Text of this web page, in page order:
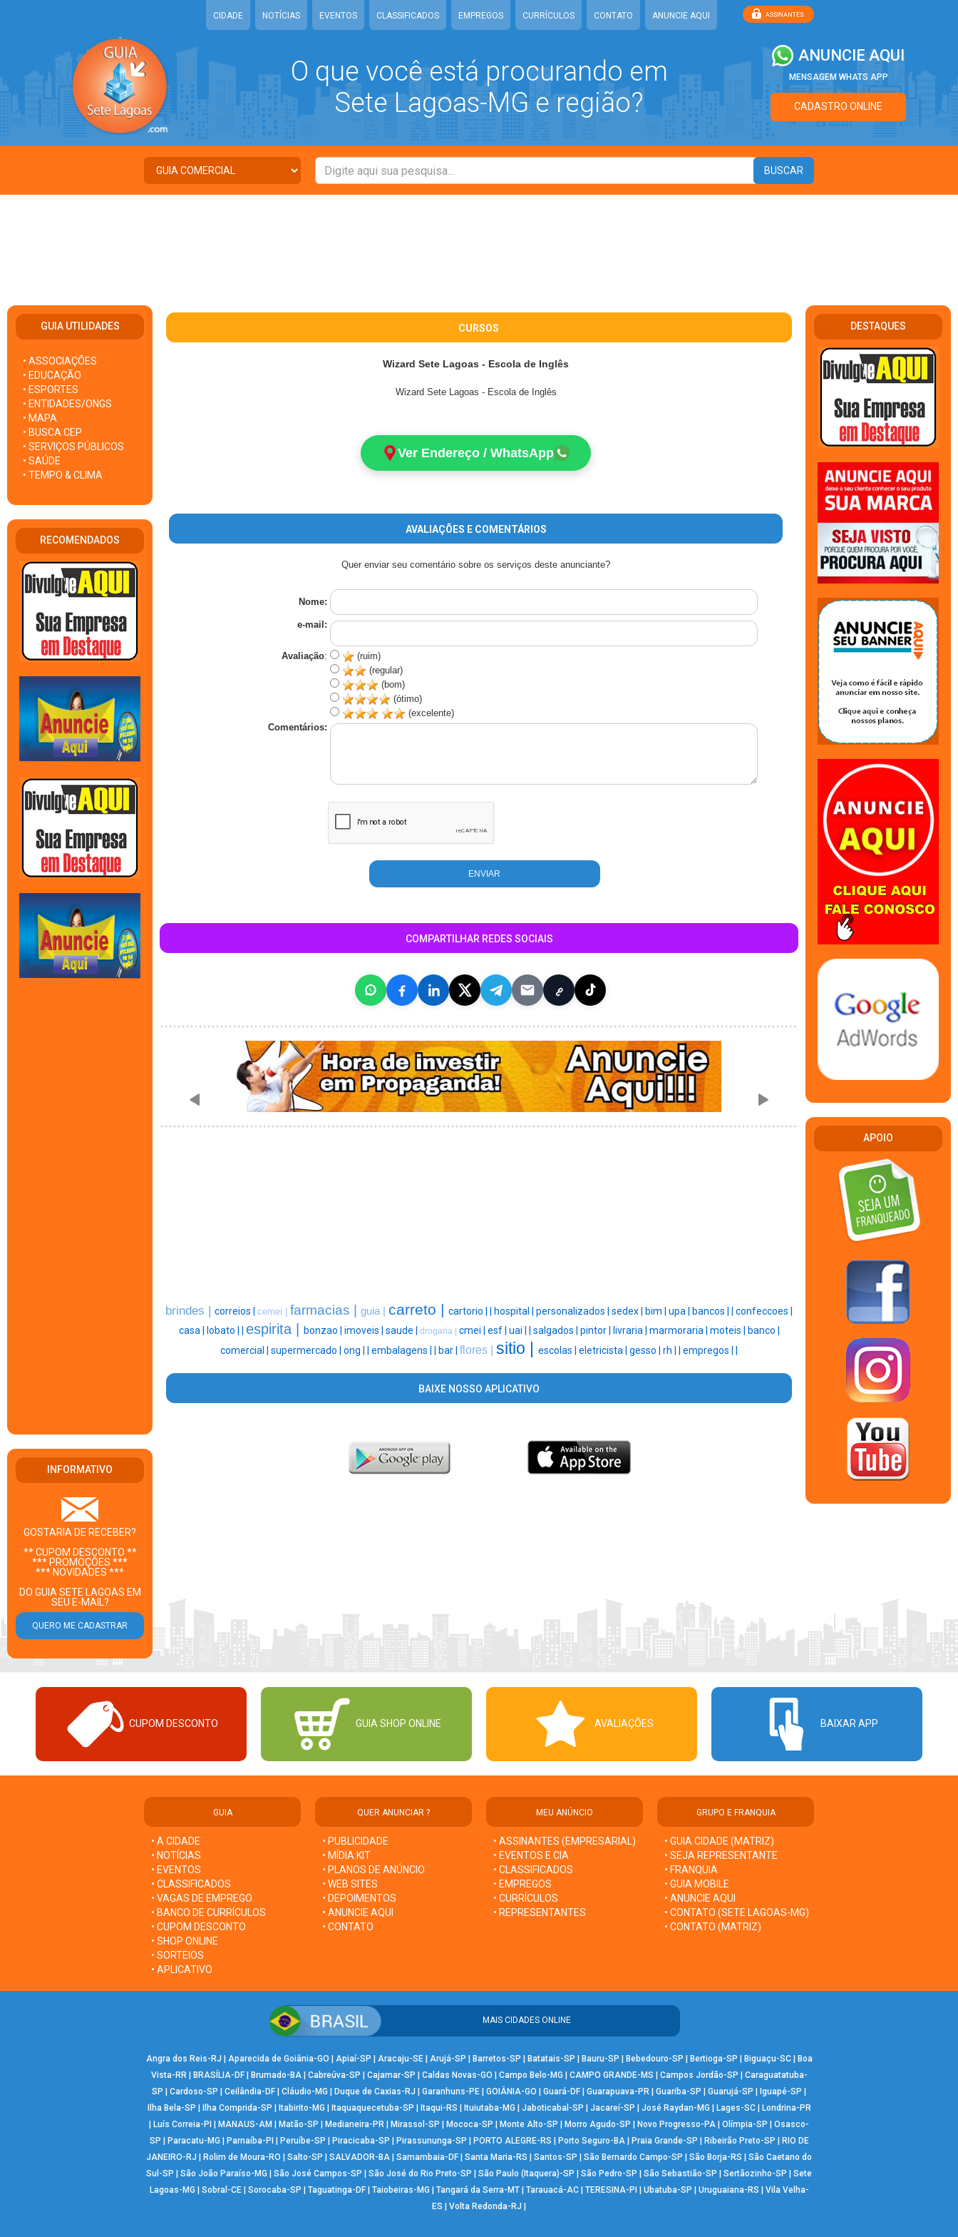
CIDADE NOTÍCIAS EVENTOS CLASSIFICADOS EMPREGOS CURRÍCULOS CONTATO ANUNCIE AQUI
O que você está procurando em
Sete Lagoas-MG e região?
ANUNCIE AQUI
MENSAGEM WHATS APP
CADASTRO ONLINE
GUIA UTILIDADES
• ASSOCIAÇÕES
• EDUCAÇÃO
• ESPORTES
• ENTIDADES/ONGS
• MAPA
• BUSCA CEP
• SERVIÇOS PÚBLICOS
• SAÚDE
• TEMPO & CLIMA
RECOMENDADOS
INFORMATIVO
GOSTARIA DE RECEBER?
** CUPOM DESCONTO **
*** PROMOÇÕES ***
*** NOVIDADES ***
DO GUIA SETE LAGOAS EM
SEU E-MAIL?
CURSOS
Wizard Sete Lagoas - Escola de Inglês
Wizard Sete Lagoas - Escola de Inglês
Ver Endereço / WhatsApp
AVALIAÇÕES E COMENTÁRIOS
Quer enviar seu comentário sobre os serviços deste anunciante?
Nome:
e-mail:
Avaliação:
(ruim)
(regular)
(bom)
(ótimo)
(excelente)
Comentários:
COMPARTILHAR REDES SOCIAIS
brindes | correios | cemei | farmacias | guia | carreto | cartorio | hospital | personalizados | sedex | bim | upa | bancos |
confeccoes |
casa |
lobato | espirita | bonzao | imoveis | saude | drogaria | cmei | esf | uai | salgados | pintor | livraria | marmoraria | moteis |
banco |
comercial | supermercado | ong | embalagens | bar | flores | sitio | escolas | eletricista | gesso | rh | empregos |
BAIXE NOSSO APLICATIVO
DESTAQUES
APOIO
CUPOM DESCONTO GUIA SHOP ONLINE AVALIAÇÕES BAIXAR APP
GUIA
• A CIDADE
• NOTÍCIAS
• EVENTOS
• CLASSIFICADOS
• VAGAS DE EMPREGO
• BANCO DE CURRÍCULOS
• CUPOM DESCONTO
• SHOP ONLINE
• SORTEIOS
• APLICATIVO
QUER ANUNCIAR ?
• PUBLICIDADE
• MÍDIA KIT
• PLANOS DE ANÚNCIO
• WEB SITES
• DEPOIMENTOS
• ANUNCIE AQUI
• CONTATO
MEU ANÚNCIO
• ASSINANTES (EMPRESARIAL)
• EVENTOS E CIA
• CLASSIFICADOS
• EMPREGOS
• CURRÍCULOS
• REPRESENTANTES
GRUPO E FRANQUIA
• GUIA CIDADE (MATRIZ)
• SEJA REPRESENTANTE
• FRANQUIA
• GUIA MOBILE
• ANUNCIE AQUI
• CONTATO (SETE LAGOAS-MG)
• CONTATO (MATRIZ)
MAIS CIDADES ONLINE
Angra dos Reis-RJ | Aparecida de Goiânia-GO | Apiaí-SP | Aracaju-SE| Arujá-SP | Barretos-SP | Batatais-SP | Bauru-SP | Bebedouro-SP | Bertioga-SP | Biguaçu-SC| Boa
Vista-RR | BRASÍLIA-DF| Brumado-BA| Cabreúva-SP | Cajamar-SP | Caldas Novas-GO | Campo Belo-MG | CAMPO GRANDE-MS | Campos Jordão-SP | Caraguatatuba-
SP | Cardoso-SP | Ceilândia-DF | Cláudio-MG | Duque de Caxias-RJ | Garanhuns-PE | GOIÂNIA-GO | Guará-DF | Guarapuava-PR | Guariba-SP | Guarujá-SP | Iguapé-SP |
Ilha Bela-SP | Ilha Comprida-SP | Itabirito-MG | Itaquaquecetuba-SP | Itaqui-RS | Ituiutaba-MG | Jaboticabal-SP | Jacareí-SP | José Raydan-MG | Lages-SC| Londrina-PR
| Luís Correia-PI | MANAUS-AM | Matão-SP | Medianeira-PR | Mirassol-SP | Mococa-SP | Monte Alto-SP | Morro Agudo-SP | Novo Progresso-PA | Olímpia-SP | Osasco-
SP | Paracatu-MG | Parnaíba-PI | Peruíbe-SP | Piracicaba-SP | Pirassununga-SP | PORTO ALEGRE-RS | Porto Seguro-BA| Praia Grande-SP | Ribeirão Preto-SP | RIO DE
JANEIRO-RJ | Rolim de Moura-RO | Salto-SP | SALVADOR-BA | Samambaia-DF | Santa Maria-RS | Santos-SP | São Bernardo Campo-SP | São Borja-RS | São Caetano do
Sul-SP | São João Paraíso-MG | São José Campos-SP | São José do Rio Preto-SP | São Paulo (Itaquera)-SP | São Pedro-SP | São Sebastião-SP | Sertãozinho-SP | Sete
Lagoas-MG | Sobral-CE| Sorocaba-SP | Taguatinga-DF| Taiobeiras-MG | Tangará da Serra-MT| Tarauacá-AC| TERESINA-PI | Ubatuba-SP | Uruguaiana-RS | Vila Velha-
ES | Volta Redonda-RJ |